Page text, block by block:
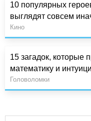
10 популярных
выглядят совсем
Кино
15 загадок, которые
математику и
Головоломки